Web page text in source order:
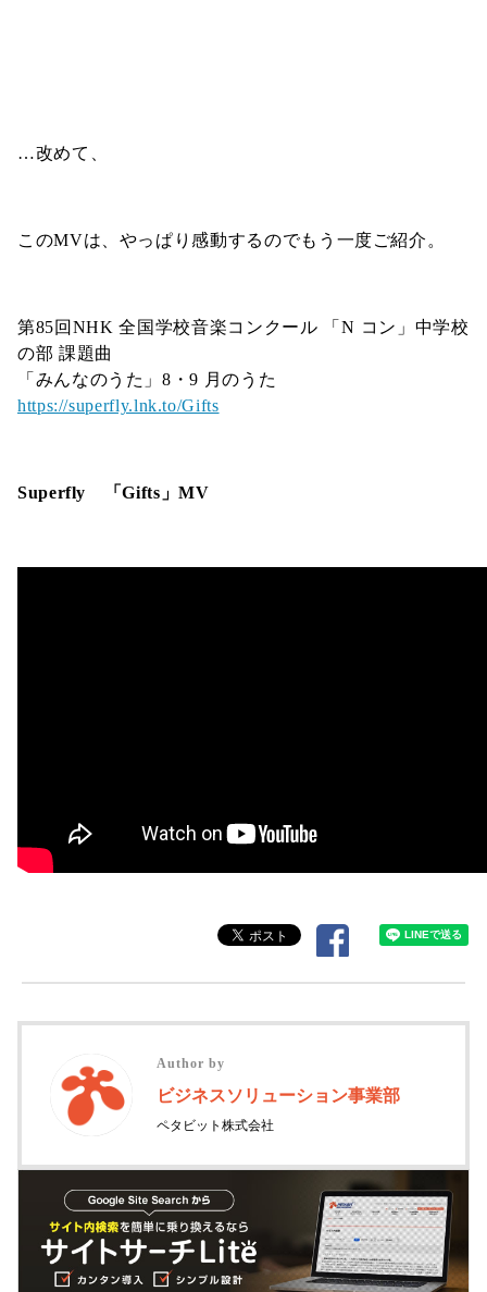
…改めて、
このMVは、やっぱり感動するのでもう一度ご紹介。
第85回NHK 全国学校音楽コンクール 「N コン」中学校
の部 課題曲
「みんなのうた」8・9 月のうた
https://superfly.lnk.to/Gifts
Superfly 「Gifts」MV
Author by
ビジネスソリューション事業部
ペタビット株式会社